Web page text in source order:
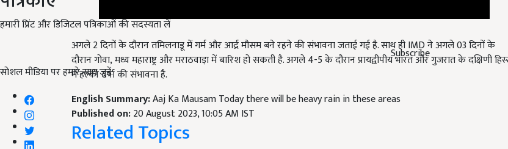
हमारी प्रिंट और डिजिटल पत्रिकाओं की सदस्यता लें
Subscribe
सोशल मीडिया पर हमारे साथ जुड़ें:
अगले2दिनों के दौरान तमिलनाडू में गर्म और आर्द्र मौसम बने रहने की संभावना जताई गई है. साथ ही
दौरान गोवा,मध्य महाराष्ट्र और मराठवाड़ा में बारिश हो सकती है. अगले4-5के दौरान प्रायद्वीपीय भारत और गुजरात के दक्षिणी हिस्सों
में हल्की वर्षा की संभावना है.
Published on:20 August 2023, 10:05 AM IST
Related Topics
Weather Update